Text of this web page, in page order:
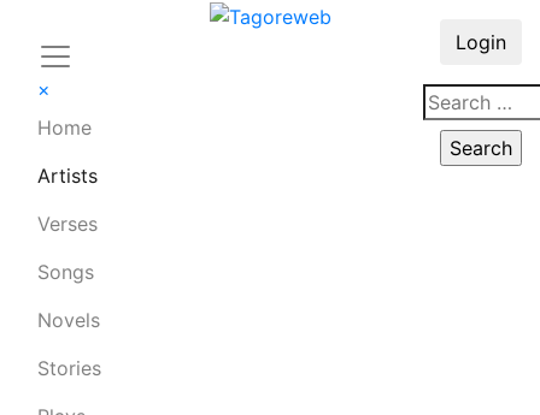
×
Home
Artists
Verses
Songs
Novels
Stories
Login